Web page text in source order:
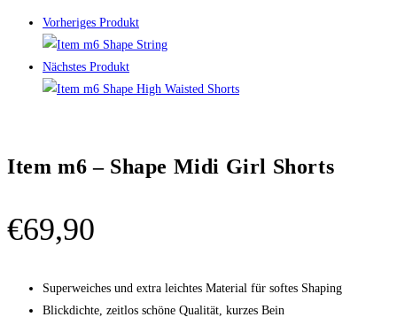
Vorheriges Produkt
Nächstes Produkt
Item m6 – Shape Midi Girl Shorts
€69,90
Superweiches und extra leichtes Material für softes Shaping
Blickdichte, zeitlos schöne Qualität, kurzes Bein